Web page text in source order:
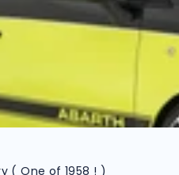
( One of 1958 ! )